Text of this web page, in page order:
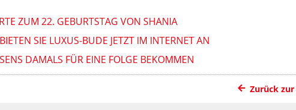
ZUM 22. GEBURTSTAG VON SHANIA
SIE LUXUS-BUDE JETZT IM INTERNET AN
DAMALS FÜR EINE FOLGE BEKOMMEN
Zurück